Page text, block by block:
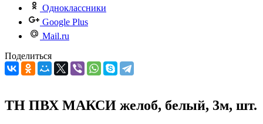
Одноклассники
Google Plus
Mail.ru
Поделиться
ТН ПВХ МАКСИ желоб, белый, 3м, шт.